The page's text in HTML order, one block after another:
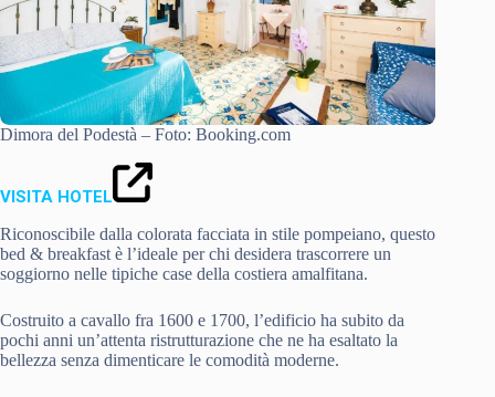
Dimora del Podestà – Foto: Booking.com
VISITA HOTEL
Riconoscibile dalla colorata facciata in stile pompeiano, questo
bed & breakfast è l’ideale per chi desidera trascorrere un
soggiorno nelle tipiche case della costiera amalfitana.
Costruito a cavallo fra 1600 e 1700, l’edificio ha subito da
pochi anni un’attenta ristrutturazione che ne ha esaltato la
bellezza senza dimenticare le comodità moderne.